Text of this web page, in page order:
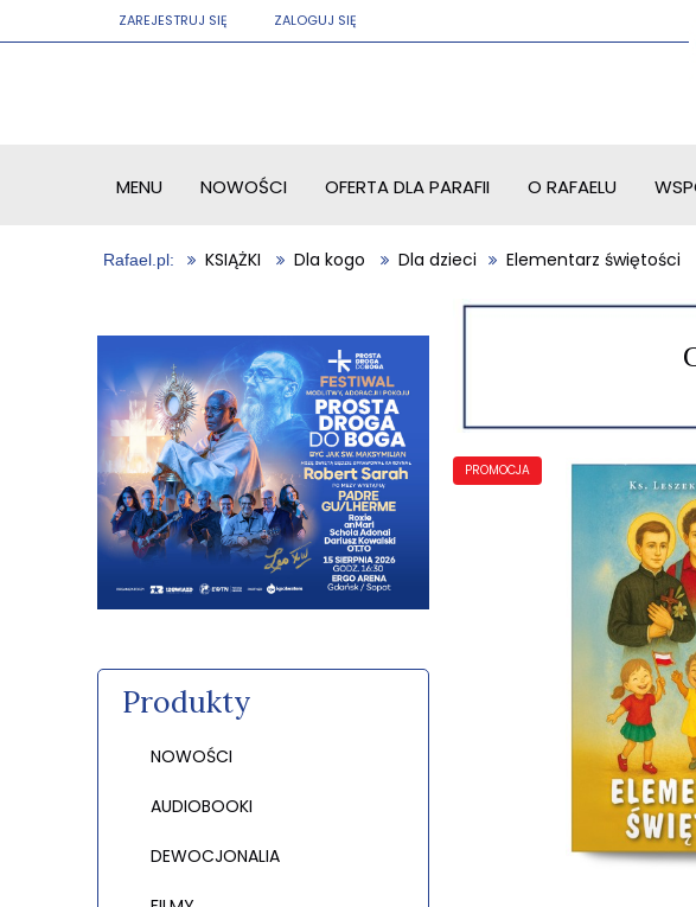
ZAREJESTRUJ SIĘ ZALOGUJ SIĘ
MENU NOWOŚCI OFERTA DLA PARAFII O RAFAELU
KSIĄŻKI Dla kogo Dla dzieci Elementarz świętości
Produkty
NOWOŚCI
AUDIOBOOKI
DEWOCJONALIA
PROMOCJA